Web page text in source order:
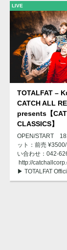
LIVE
TOTALFAT –
CATCH ALL
presents【
CLASSICS】
OPEN/START
ット：前売
い合わせ：042-
http://
▶︎ TOTALFAT